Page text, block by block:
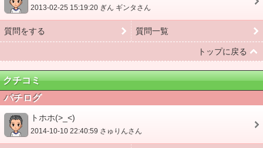
2013-02-25 15:19:20 ぎん ギンタさん
質問をする 質問一覧
トップに戻る
クチコミ
パチログ
トホホ(>_<)
2014-10-10 22:40:59 さゅりんさん